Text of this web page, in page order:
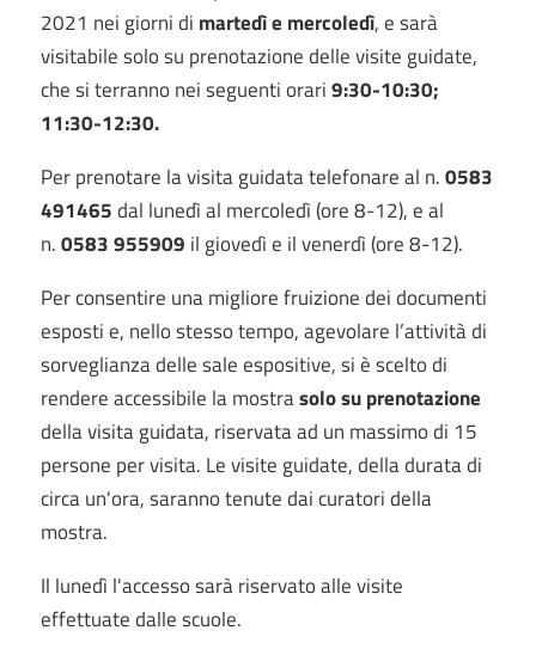
2021 nei giorni di martedì e mercoledì, e sarà
visitabile solo su prenotazione delle visite guidate,
che si terranno nei seguenti orari9:30-10:30;
11:30-12:30.
Per prenotare la visita guidata telefonare al n.0583
491465dal lunedì al mercoledì (ore 8-12), e al
n.0583 955909 il giovedì e il venerdì (ore 8-12).
Per consentire una migliore fruizione dei documenti
esposti e, nello stesso tempo, agevolare l’attività di
sorveglianza delle sale espositive, si è scelto di
rendere accessibile la mostrasolo su prenotazione
della visita guidata, riservata ad un massimo di 15
persone per visita. Le visite guidate, della durata di
circa un'ora, saranno tenute dai curatori della
mostra.
Il lunedì l'accesso sarà riservato alle visite
effettuate dalle scuole.